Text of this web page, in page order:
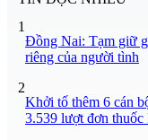
1
Đồng Nai: Tạm giữ
riêng của người tình
2
Khởi tố thêm 6 cán
3.539 lượt đơn